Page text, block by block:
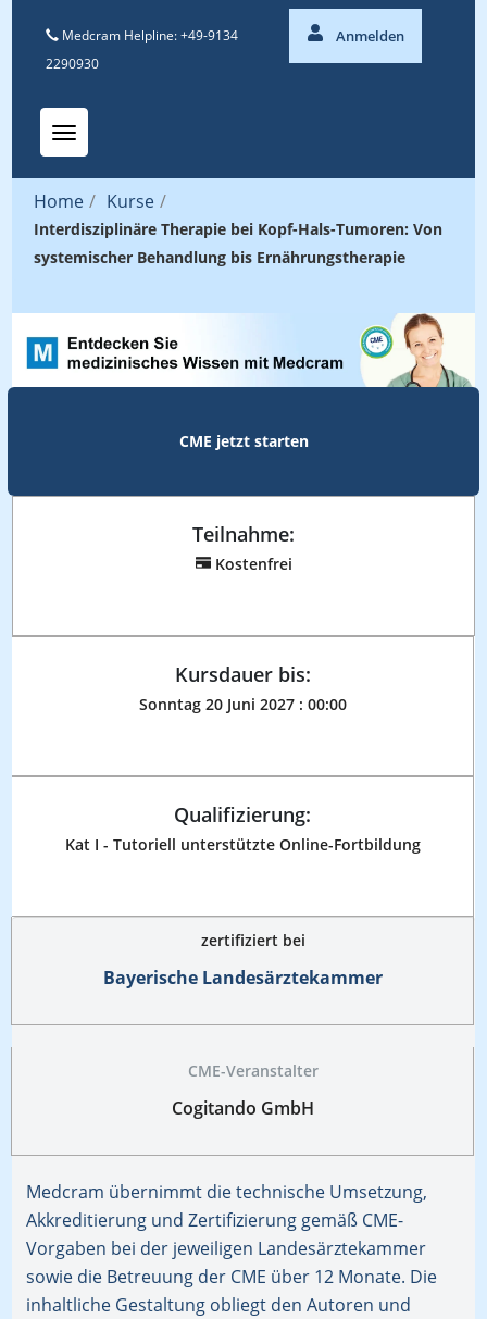
Medcram Helpline: +49-9134
2290930
Anmelden
Toggle navigation
Home / Kurse /
Interdisziplinäre Therapie bei Kopf-Hals-Tumoren: Von
systemischer Behandlung bis Ernährungstherapie
CME jetzt starten
Teilnahme:
Kostenfrei
Kursdauer bis:
Sonntag 20 Juni 2027 : 00:00
Qualifizierung:
Kat I - Tutoriell unterstützte Online-Fortbildung
zertifiziert bei
Bayerische Landesärztekammer
CME-Veranstalter
Cogitando GmbH
Medcram übernimmt die technische Umsetzung,
Akkreditierung und Zertifizierung gemäß CME-
Vorgaben bei der jeweiligen Landesärztekammer
sowie die Betreuung der CME über 12 Monate. Die
inhaltliche Gestaltung obliegt den Autoren und